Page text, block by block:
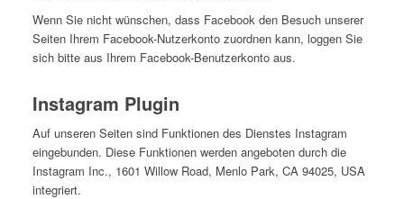
Wenn Sie nicht wünschen, dass Facebook den Besuch unserer
Seiten Ihrem Facebook-Nutzerkonto zuordnen kann, loggen Sie
sich bitte aus Ihrem Facebook-Benutzerkonto aus.
Instagram Plugin
Auf unseren Seiten sind Funktionen des Dienstes Instagram
eingebunden. Diese Funktionen werden angeboten durch die
Instagram Inc., 1601 Willow Road, Menlo Park, CA 94025, USA
integriert.